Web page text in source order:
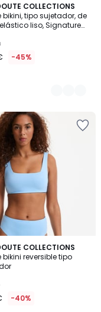
COLLECTIONS
bikini, tipo sujetador, de
liso, Signature
-45%
COLLECTIONS
bikini reversible tipo
-40%